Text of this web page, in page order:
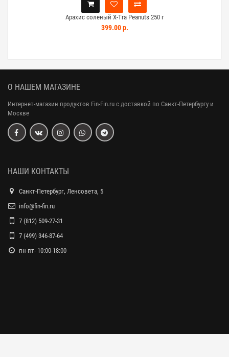
Арахис соленый X-Tra Peanuts 250 г
399.00 р.
О НАШЕМ МАГАЗИНЕ
Интернет-магазин продуктов Fin-Fin.ru с доставкой по Санкт-Петербургу и
Москве
НАШИ КОНТАКТЫ
Санкт-Петербург, Ленсовета, 5
info@fin-fin.ru
7 (812) 509-27-31
7 (499) 346-87-64
пн-пт- 10:00-18:00